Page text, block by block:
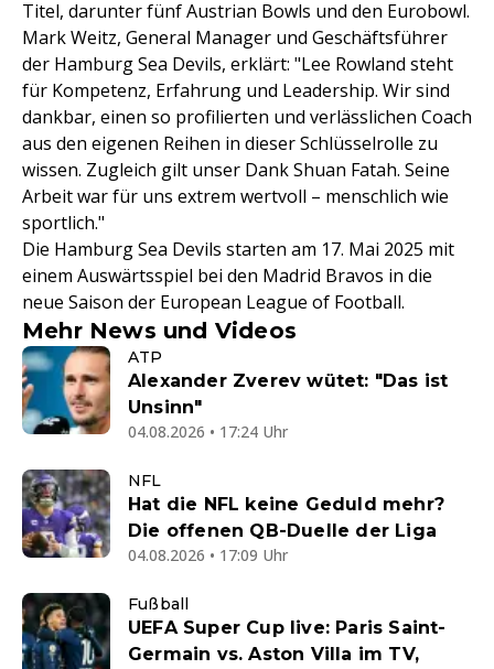
Titel, darunter fünf Austrian Bowls und den Eurobowl.
Mark Weitz, General Manager und Geschäftsführer
der Hamburg Sea Devils, erklärt: "Lee Rowland steht
für Kompetenz, Erfahrung und Leadership. Wir sind
dankbar, einen so profilierten und verlässlichen Coach
aus den eigenen Reihen in dieser Schlüsselrolle zu
wissen. Zugleich gilt unser Dank Shuan Fatah. Seine
Arbeit war für uns extrem wertvoll – menschlich wie
sportlich."
Die Hamburg Sea Devils starten am 17. Mai 2025 mit
einem Auswärtsspiel bei den Madrid Bravos in die
neue Saison der European League of Football.
Mehr News und Videos
ATP
Alexander Zverev wütet: "Das ist
Unsinn"
04.08.2026 • 17:24 Uhr
NFL
Hat die NFL keine Geduld mehr?
Die offenen QB-Duelle der Liga
04.08.2026 • 17:09 Uhr
Fußball
UEFA Super Cup live: Paris Saint-
Germain vs. Aston Villa im TV,